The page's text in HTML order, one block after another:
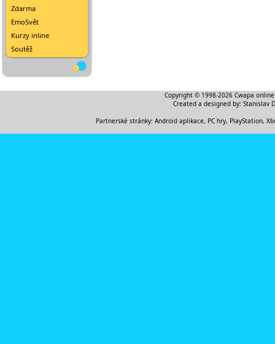
Zdarma
EmoSvět
Kurzy inline
Soutěž
Copyright © 1998-2026 Cwapa
Created a designed by: Stanislav
Partnerské stránky: Android aplikace, PC hry, PlayStation,